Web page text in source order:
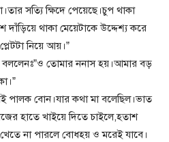
সত্যি ক্ষিদে পেয়েছে।চুপ থাকা
দাঁড়িয়ে থাকা মেয়েটাকে উদ্দেশ্য করে
নিয়ে আয়।”
বললেনঃ”ও তোমার ননাস হয়।আমার বড়
পালক বোন।যার কথা মা বলেছিল।ভাত
হাতে খাইয়ে দিতে চাইলে,হতাশ
না পারলে বোধহয় ও মরেই যাবে।